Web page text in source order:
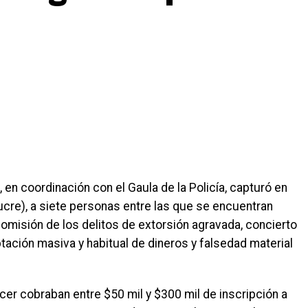
coordinación con el Gaula de la Policía, capturó en
a siete personas entre las que se encuentran
de los delitos de extorsión agravada, concierto
masiva y habitual de dineros y falsedad material
cobraban entre $50 mil y $300 mil de inscripción a